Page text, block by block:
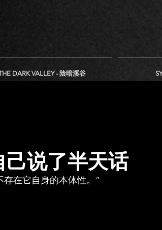
DARK VALLEY - 陰暗溪谷
说了半天话
在它自身的本体性。”